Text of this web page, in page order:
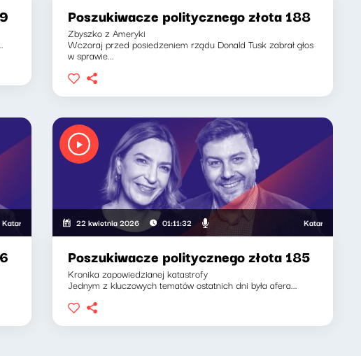
Poszukiwacze politycznego złota 188
Zbyszko z Ameryki
Wczoraj przed posiedzeniem rządu Donald Tusk zabrał głos
w sprawie...
Kasia, Klaudiusz Slezak
22 kwietnia 2026 01:11:32 Katarzyna Kasia,
Poszukiwacze politycznego złota 185
Kronika zapowiedzianej katastrofy
Jednym z kluczowych tematów ostatnich dni była afera...